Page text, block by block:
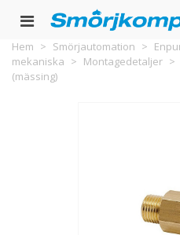
Hem > Smörjautomation >
mekaniska > Montagedetaljer >
(mässing)